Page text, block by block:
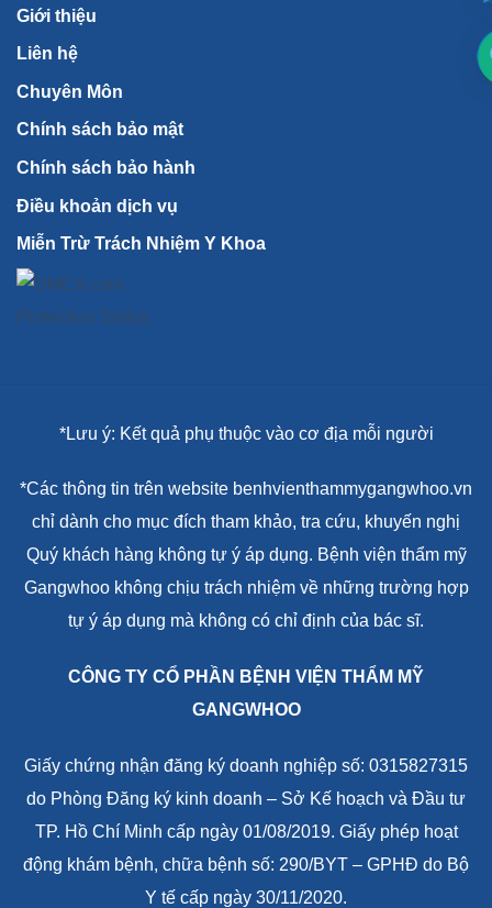
Giới thiệu
Liên hệ
Chuyên Môn
Chính sách bảo mật
Chính sách bảo hành
Điều khoản dịch vụ
Miễn Trừ Trách Nhiệm Y Khoa
*Lưu ý: Kết quả phụ thuộc vào cơ địa mỗi người
*Các thông tin trên website benhvienthammygangwhoo.vn
chỉ dành cho mục đích tham khảo, tra cứu, khuyến nghị
Quý khách hàng không tự ý áp dụng. Bệnh viện thẩm mỹ
Gangwhoo không chịu trách nhiệm về những trường hợp
tự ý áp dụng mà không có chỉ định của bác sĩ.
CÔNG TY CỔ PHẦN BỆNH VIỆN THẨM MỸ
GANGWHOO
Giấy chứng nhận đăng ký doanh nghiệp số: 0315827315
do Phòng Đăng ký kinh doanh – Sở Kế hoạch và Đầu tư
TP. Hồ Chí Minh cấp ngày 01/08/2019. Giấy phép hoạt
động khám bệnh, chữa bệnh số: 290/BYT – GPHĐ do Bộ
Y tế cấp ngày 30/11/2020.